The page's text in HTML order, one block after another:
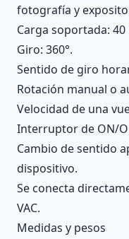
fotografía y
Carga soportada: 40
Giro: 360°.
Sentido de giro
Rotación manual o
Velocidad de una
Interruptor de ON/
Cambio de sentido
dispositivo.
Se conecta
VAC.
Medidas y pesos